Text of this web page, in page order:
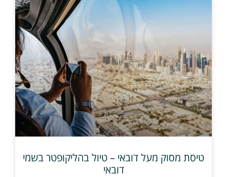
טיסת מסוק מעל דובאי – טיול בהליקופטר בשמי
דובאי